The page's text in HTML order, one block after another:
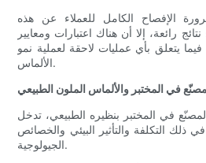
الإفصاح الكامل للعملاء عن هذه
رائعة، إلا أن هناك اعتبارات ومعايير
فيما يتعلق بأي عمليات لاحقة لعملية نمو
الألماس.
في المختبر والألماس الملون الطبيعي
في المختبر بنظيره الطبيعي، تدخل
ذلك التكلفة والتأثير البيئي والخصائص
الجيولوجية.